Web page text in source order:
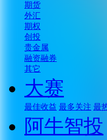
期货
外汇
期权
创投
贵金属
融资融券
其它
大赛
最佳收益 最多关注 最
阿牛智投